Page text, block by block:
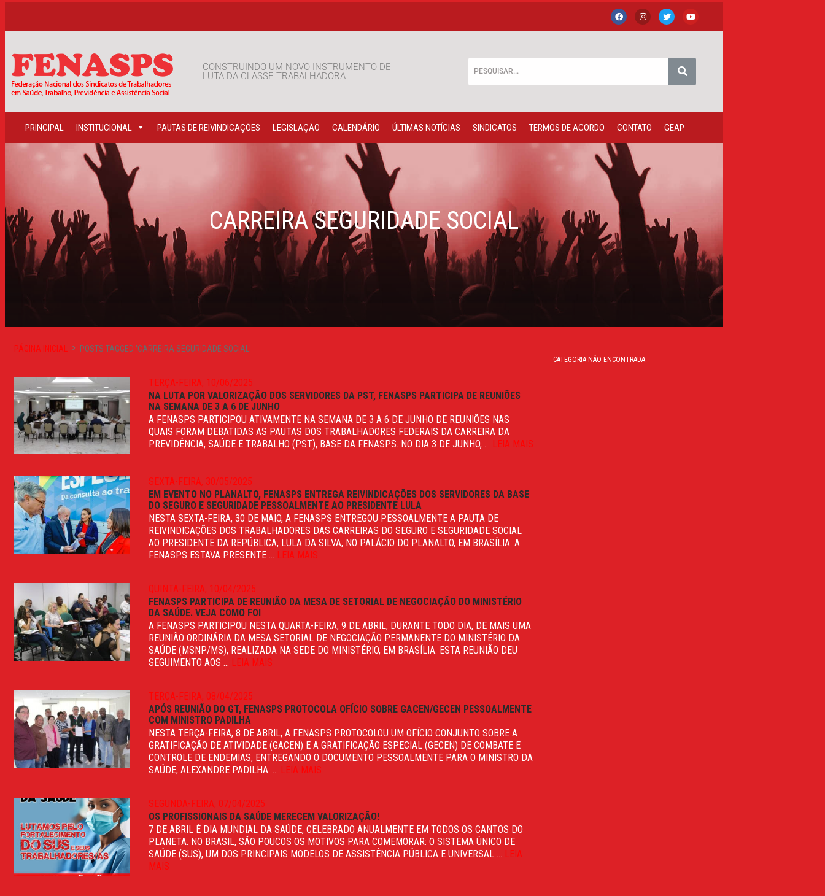
CONSTRUINDO UM NOVO INSTRUMENTO DE
LUTA DA CLASSE TRABALHADORA
PRINCIPAL INSTITUCIONAL PAUTAS DE REIVINDICAÇÕES LEGISLAÇÃO CALENDÁRIO ÚLTIMAS NOTÍCIAS SINDICATOS TERMOS DE ACORDO CONTATO GEAP
CARREIRA SEGURIDADE SOCIAL
PÁGINA INICIAL POSTS TAGGED 'CARREIRA SEGURIDADE SOCIAL'
TERÇA-FEIRA, 10/06/2025
NA LUTA POR VALORIZAÇÃO DOS SERVIDORES DA PST, FENASPS PARTICIPA DE REUNIÕES
NA SEMANA DE 3 A 6 DE JUNHO
A FENASPS PARTICIPOU ATIVAMENTE NA SEMANA DE 3 A 6 DE JUNHO DE REUNIÕES NAS
QUAIS FORAM DEBATIDAS AS PAUTAS DOS TRABALHADORES FEDERAIS DA CARREIRA DA
PREVIDÊNCIA, SAÚDE E TRABALHO (PST), BASE DA FENASPS. NO DIA 3 DE JUNHO, ... LEIA MAIS
SEXTA-FEIRA, 30/05/2025
EM EVENTO NO PLANALTO, FENASPS ENTREGA REIVINDICAÇÕES DOS SERVIDORES DA BASE
DO SEGURO E SEGURIDADE PESSOALMENTE AO PRESIDENTE LULA
NESTA SEXTA-FEIRA, 30 DE MAIO, A FENASPS ENTREGOU PESSOALMENTE A PAUTA DE
REIVINDICAÇÕES DOS TRABALHADORES DAS CARREIRAS DO SEGURO E SEGURIDADE SOCIAL
AO PRESIDENTE DA REPÚBLICA, LULA DA SILVA, NO PALÁCIO DO PLANALTO, EM BRASÍLIA. A
FENASPS ESTAVA PRESENTE ... LEIA MAIS
QUINTA-FEIRA, 10/04/2025
FENASPS PARTICIPA DE REUNIÃO DA MESA DE SETORIAL DE NEGOCIAÇÃO DO MINISTÉRIO
DA SAÚDE. VEJA COMO FOI
A FENASPS PARTICIPOU NESTA QUARTA-FEIRA, 9 DE ABRIL, DURANTE TODO DIA, DE MAIS UMA
REUNIÃO ORDINÁRIA DA MESA SETORIAL DE NEGOCIAÇÃO PERMANENTE DO MINISTÉRIO DA
SAÚDE (MSNP/MS), REALIZADA NA SEDE DO MINISTÉRIO, EM BRASÍLIA. ESTA REUNIÃO DEU
SEGUIMENTO AOS ... LEIA MAIS
TERÇA-FEIRA, 08/04/2025
APÓS REUNIÃO DO GT, FENASPS PROTOCOLA OFÍCIO SOBRE GACEN/GECEN PESSOALMENTE
COM MINISTRO PADILHA
NESTA TERÇA-FEIRA, 8 DE ABRIL, A FENASPS PROTOCOLOU UM OFÍCIO CONJUNTO SOBRE A
GRATIFICAÇÃO DE ATIVIDADE (GACEN) E A GRATIFICAÇÃO ESPECIAL (GECEN) DE COMBATE E
CONTROLE DE ENDEMIAS, ENTREGANDO O DOCUMENTO PESSOALMENTE PARA O MINISTRO DA
SAÚDE, ALEXANDRE PADILHA. ... LEIA MAIS
SEGUNDA-FEIRA, 07/04/2025
OS PROFISSIONAIS DA SAÚDE MERECEM VALORIZAÇÃO!
7 DE ABRIL É DIA MUNDIAL DA SAÚDE, CELEBRADO ANUALMENTE EM TODOS OS CANTOS DO
PLANETA. NO BRASIL, SÃO POUCOS OS MOTIVOS PARA COMEMORAR: O SISTEMA ÚNICO DE
SAÚDE (SUS), UM DOS PRINCIPAIS MODELOS DE ASSISTÊNCIA PÚBLICA E UNIVERSAL ... LEIA
MAIS
CATEGORIA NÃO ENCONTRADA.